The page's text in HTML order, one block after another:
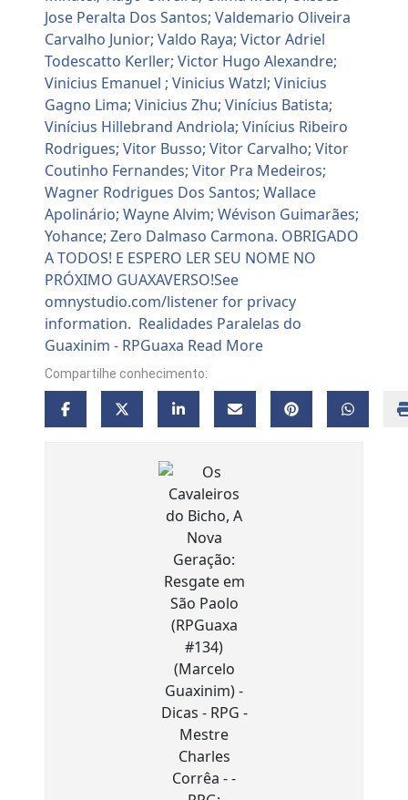
Compartilhe conhecimento: